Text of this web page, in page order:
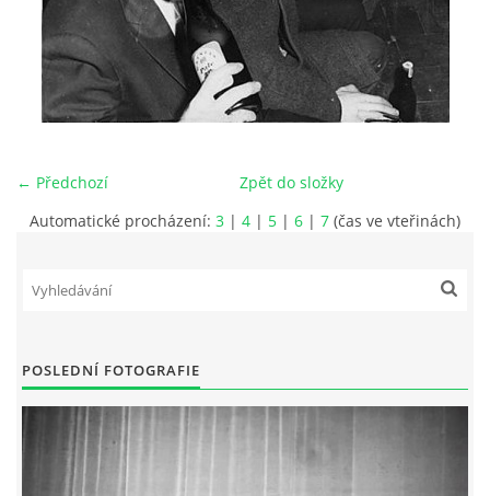
NÁSTROJE - LENNON II
NÁSTROJE - MCCARTNEY
NÁSTROJE - HARRISON II
NÁSTROJE - PEDÁLY
OBLEČENÍ
← Předchozí
Zpět do složky
Automatické procházení: 3 | 4 | 5 | 6 | 7 (čas ve vteřinách)
POSLEDNÍ FOTOGRAFIE